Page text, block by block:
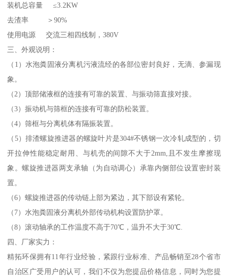
装机总容量 ≤3.2KW
去渣率 ＞90%
使用电源 交流三相四线制，380V
三、外观说明：
（1）水泡粪固液分离机污液流经的各部位密封良好，无滴、参漏现
象。
（2）顶部储液框的连接有可靠的装置、与振动筛直接对接。
（3）振动机与筛框的连接有可靠的防松装置。
（4）筛框与分离机体有隔振装置。
（5）排渣螺旋推进器的螺旋叶片是304#不锈钢一次冷轧成型的，切
开拉伸性能稳定耐用、与机壳的间隙不大于2mm,且不发生摩擦现
象。螺旋推进器两支承轴（为自动调心）承靠内侧部位设置密封装
置。
（6）螺旋推进器的传动链上部为紧边，其下部设有紧轮。
（7）水泡粪固液分离机外部传动机构设置防护罩。
（8）滚动轴承的工作温度不高于70℃，温升不大于30℃.
四、厂家实力：
精拓环保拥有11年行业经验，紧跟行业标准、产品畅销至28个省市
自治区广受用户的认可，我们不仅为您提品价格信息，同时为您提